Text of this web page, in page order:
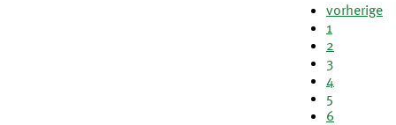
vorherige
1
2
3
4
5
6